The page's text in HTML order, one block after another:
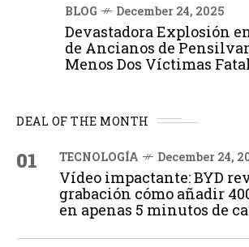
BLOG December 24, 2025
Devastadora Explosión
de Ancianos de
Menos Dos Víctimas
DEAL OF THE MONTH
01 TECNOLOGÍA December 24,
Vídeo impactante: BYD
grabación cómo añadir
en apenas 5 minutos de